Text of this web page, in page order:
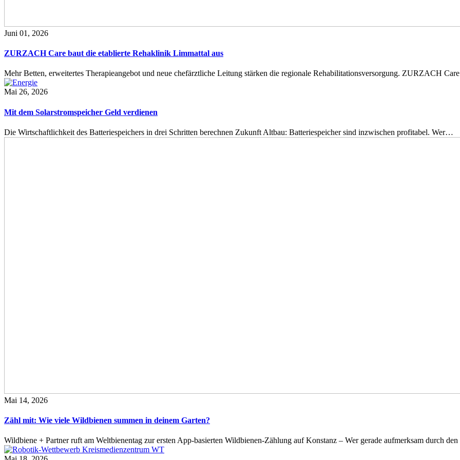
Juni 01, 2026
ZURZACH Care baut die etablierte Rehaklinik Limmattal aus
Mehr Betten, erweitertes Therapieangebot und neue chefärztliche Leitung stärken die regionale Rehabilitationsversorgung. ZURZACH
Mai 26, 2026
Mit dem Solarstromspeicher Geld verdienen
Die Wirtschaftlichkeit des Batteriespeichers in drei Schritten berechnen Zukunft Altbau: Batteriespeicher sind inzwischen profitabel. Wer…
Mai 14, 2026
Zähl mit: Wie viele Wildbienen summen in deinem Garten?
Wildbiene + Partner ruft am Weltbienentag zur ersten App-basierten Wildbienen-Zählung auf Konstanz – Wer gerade aufmerksam durch